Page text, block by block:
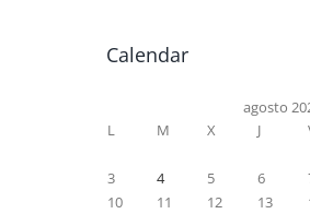
Calendar
agosto
L
M X J
3
4 5 6
10
11 12 13